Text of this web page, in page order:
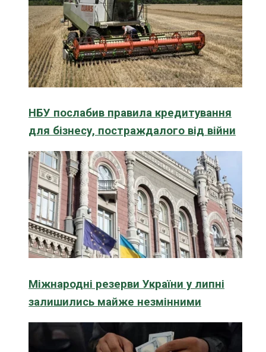
НБУ послабив правила кредитування
для бізнесу, постраждалого від війни
Міжнародні резерви України у липні
залишились майже незмінними